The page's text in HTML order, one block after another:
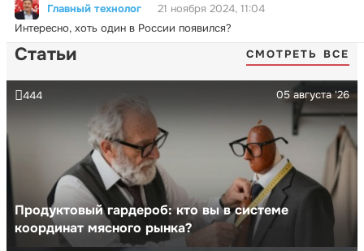
Главный технолог
21 ноября 2024, 11:04
Интересно, хоть один в России появился?
Статьи СМОТРЕТЬ ВСЕ
Продуктовый гардероб: кто вы в системе
координат мясного рынка?
05 августа '26
444